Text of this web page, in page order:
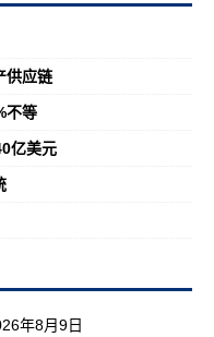
供应链
不等
亿美元
年8月9日